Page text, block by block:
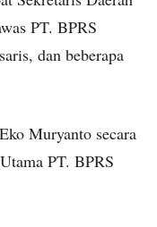
PT. BPRS
dan beberapa
Muryanto secara
PT. BPRS